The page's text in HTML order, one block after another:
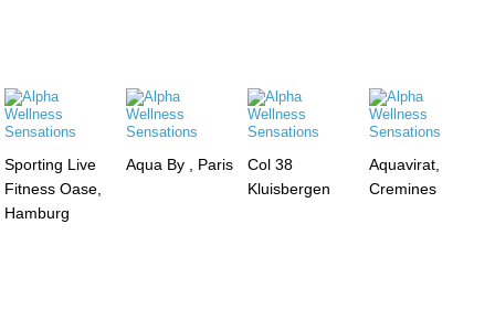
Sporting Live
Fitness Oase,
Hamburg
Aqua By , Paris
Col 38
Kluisbergen
Aquavirat,
Cremines